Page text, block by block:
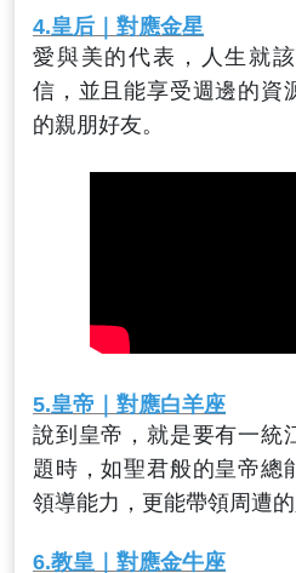
4.皇后 ｜對應金星
愛與美的代表，人生就
信，並且能享受週邊的資
的親朋好友。
5.皇帝 ｜對應白羊座
說到皇帝，就是要有一統
題時，如聖君般的皇帝總
領導能力，更能帶領周遭
6.教皇 ｜對應金牛座